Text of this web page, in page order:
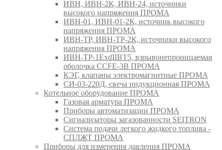
ИВН, ИВН-2К, ИВН-24, источники
высокого напряжения ПРОМА
ИВН-01, ИВН-01-2К, источник высокого
напряжения ПРОМА
ИВН-ТР, ИВН-ТР-2К, источники высокого
напряжения ПРОМА
ИВН-ТР-1ExdIIBT5, взрывонепроницаемая
оболочка CCFE-3B ПРОМА
КЭГ, клапаны электромагнитные ПРОМА
СИ-03-220Д, свеча индукционная ПРОМА
Котельное оборудование ПРОМА
Газовая арматура ПРОМА
Приборы автоматизации ПРОМА
Сигнализаторы загазованности SEITRON
Система подачи легкого жидкого топлива -
СПЛЖТ ПРОМА
Приборы для измерения давления ПРОМА